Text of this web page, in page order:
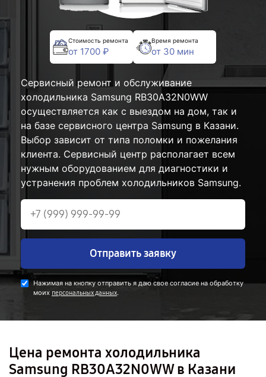
Стоимость ремонта
от 1700 ₽
Время ремонта
от 30 мин
Сервисный ремонт и обслуживание
холодильника Samsung RB30A32N0WW
осуществляется как с выездом на дом, так и
на базе сервисного центра Samsung в Казани.
Выбор зависит от типа поломки и пожелания
клиента. Сервисный центр располагает всем
нужным оборудованием для диагностики и
устранения проблем холодильников Samsung.
Отправить заявку
Нажимая на кнопку отправить я даю свое согласие на обработку
моих персональных данных.
Цена ремонта холодильника
Samsung RB30A32N0WW в Казани